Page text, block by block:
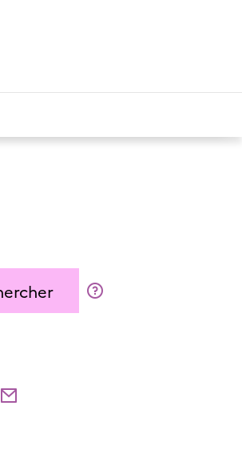
Partager par courriel